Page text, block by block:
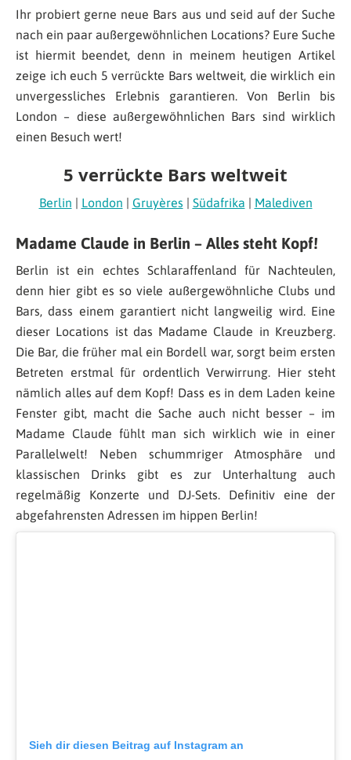
Ihr probiert gerne neue Bars aus und seid auf der Suche
nach ein paar außergewöhnlichen Locations? Eure Suche
ist hiermit beendet, denn in meinem heutigen Artikel
zeige ich euch 5 verrückte Bars weltweit, die wirklich ein
unvergessliches Erlebnis garantieren. Von Berlin bis
London – diese außergewöhnlichen Bars sind wirklich
einen Besuch wert!
5 verrückte Bars weltweit
Berlin | London | Gruyères | Südafrika | Malediven
Madame Claude in Berlin – Alles steht Kopf!
Berlin ist ein echtes Schlaraffenland für Nachteulen,
denn hier gibt es so viele außergewöhnliche Clubs und
Bars, dass einem garantiert nicht langweilig wird. Eine
dieser Locations ist das Madame Claude in Kreuzberg.
Die Bar, die früher mal ein Bordell war, sorgt beim ersten
Betreten erstmal für ordentlich Verwirrung. Hier steht
nämlich alles auf dem Kopf! Dass es in dem Laden keine
Fenster gibt, macht die Sache auch nicht besser – im
Madame Claude fühlt man sich wirklich wie in einer
Parallelwelt! Neben schummriger Atmosphäre und
klassischen Drinks gibt es zur Unterhaltung auch
regelmäßig Konzerte und DJ-Sets. Definitiv eine der
abgefahrensten Adressen im hippen Berlin!
Sieh dir diesen Beitrag auf Instagram an